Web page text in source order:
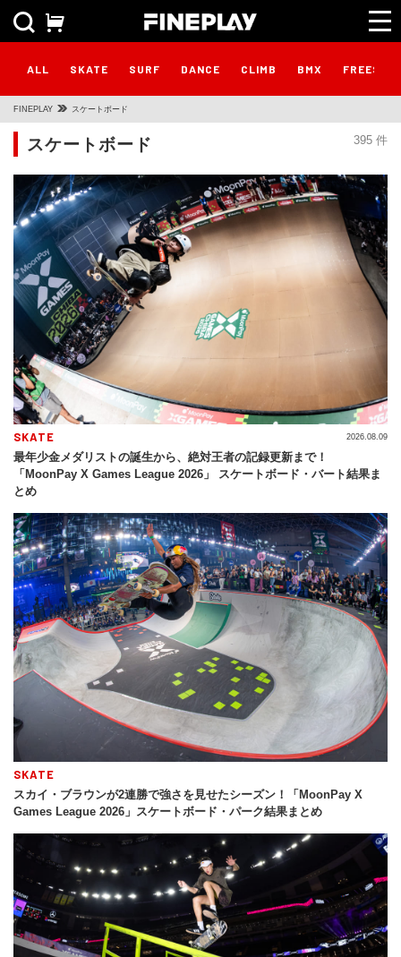
ALL SKATE SURF DANCE CLIMB BMX
FINEPLAY スケートボード
395 件
スケートボード
SKATE
最年少金メダリストの誕生から、絶対王者の記録更新まで！
「MoonPay X Games League 2026」 スケートボード・バート結果ま
とめ
2026.08.09
SKATE
スカイ・ブラウンが2連勝で強さを見せたシーズン！「MoonPay X
Games League 2026」スケートボード・パーク結果まとめ